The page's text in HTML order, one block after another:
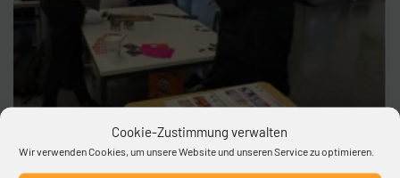
Cookie-Zustimmung verwalten
Wir verwenden Cookies, um unsere Website und unseren Service zu optimieren.